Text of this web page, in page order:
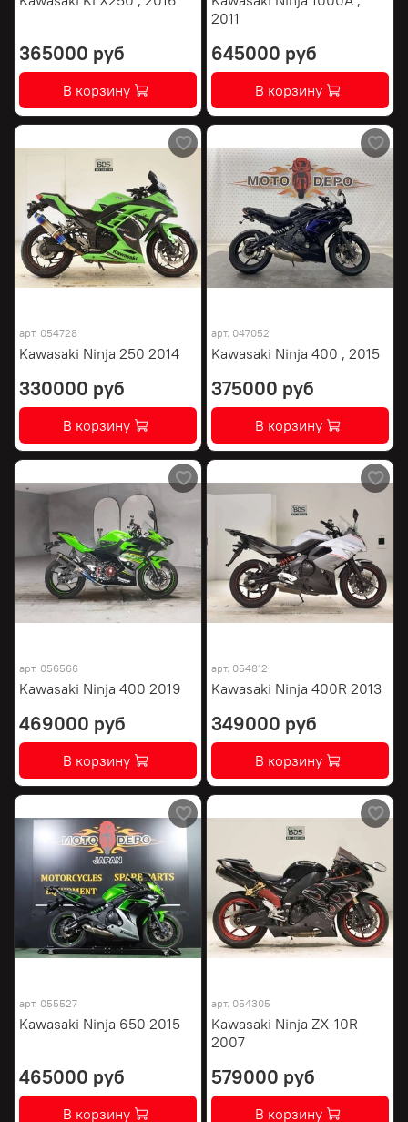
365000 руб
В корзину
2011
645000 руб
В корзину
арт. 054728
Kawasaki Ninja 250 2014
330000 руб
В корзину
арт. 047052
Kawasaki Ninja 400 , 2015
375000 руб
В корзину
арт. 056566
Kawasaki Ninja 400 2019
469000 руб
В корзину
арт. 054812
Kawasaki Ninja 400R 2013
349000 руб
В корзину
арт. 055527
Kawasaki Ninja 650 2015
465000 руб
В корзину
арт. 054305
Kawasaki Ninja ZX-10R
2007
579000 руб
В корзину